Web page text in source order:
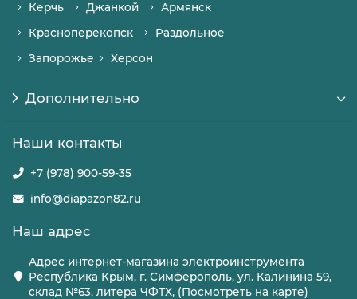
Керчь
Джанкой
Армянск
Красноперекопск
Раздольное
Запорожье
Херсон
Дополнительно
Наши контакты
+7 (978) 900-59-35
info@diapazon82.ru
Наш адрес
Адрес интернет-магазина электроинструмента
Республика Крым, г. Симферополь, ул. Калинина 59,
склад №63, литера ЧФТХ, (Посмотреть на карте)